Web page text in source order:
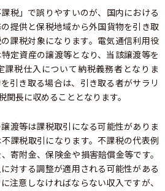
税」で誤りやすいのが、国内における
提供と保税地域から外国貨物を引き取
課税対象になります。電気通信利用役
定資産の譲渡等となり、当該譲渡等を
課税仕入について納税義務者となりま
引き取る場合は、引き取る者がサラリ
関長に収めることとなります。
渡等は課税取引になる可能性がありま
課税取引になります。不課税の代表例
寄附金、保険金や損害賠償金等です。
対する調整が適用される可能性がある
注意しなければならない収入ですが、